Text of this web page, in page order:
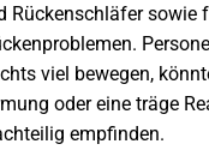
Rückenschläfer sowie
viel bewegen,
oder eine träge
empfinden.